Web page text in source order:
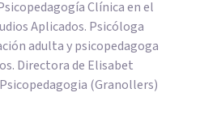
Clínica en el
Aplicados. Psicóloga
adulta y psicopedagoga
Directora de Elisabet
(Granollers)